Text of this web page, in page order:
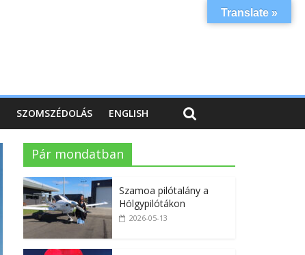
SZOMSZÉDOLÁS ENGLISH
Pár mondatban
Szamoa pilótalány a
Hölgypilótákon
2026-05-13
Translate »